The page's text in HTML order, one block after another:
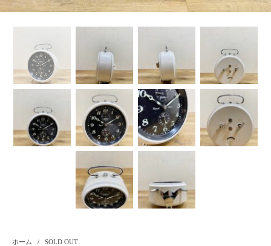
ホーム / SOLD OUT